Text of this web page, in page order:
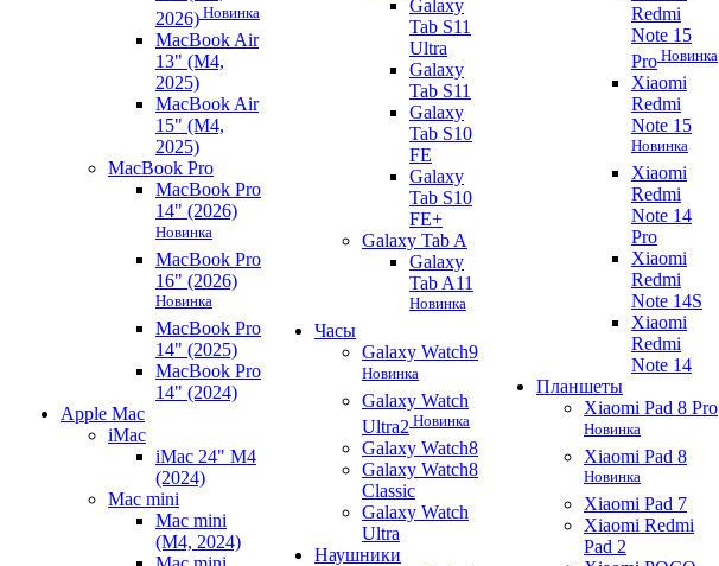
2026) Новинка
MacBook Air
13" (M4,
2025)
MacBook Air
15" (M4,
2025)
MacBook Pro
MacBook Pro
14" (2026)
Новинка
MacBook Pro
16" (2026)
Новинка
MacBook Pro
14" (2025)
MacBook Pro
14" (2024)
Apple Mac
iMac
iMac 24" M4
(2024)
Mac mini
Mac mini
(M4, 2024)
Galaxy
Tab S11
Ultra
Galaxy
Tab S11
Galaxy
Tab S10
FE
Galaxy
Tab S10
FE+
Galaxy Tab A
Galaxy
Tab A11
Новинка
Часы
Galaxy Watch9
Новинка
Galaxy Watch
Ultra2 Новинка
Galaxy Watch8
Galaxy Watch8
Classic
Galaxy Watch
Ultra
Наушники
Redmi
Note 15
Pro Новинка
Xiaomi
Redmi
Note 15
Новинка
Xiaomi
Redmi
Note 14
Pro
Xiaomi
Redmi
Note 14S
Xiaomi
Redmi
Note 14
Планшеты
Xiaomi Pad 8 Pro
Новинка
Xiaomi Pad 8
Новинка
Xiaomi Pad 7
Xiaomi Redmi
Pad 2